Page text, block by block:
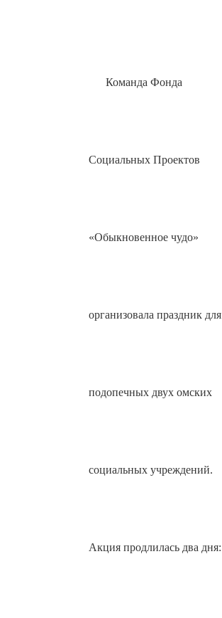
Команда Фонда
Социальных Проектов
«Обыкновенное чудо»
организовала праздник для
подопечных двух омских
социальных учреждений.
Акция продлилась два дня: